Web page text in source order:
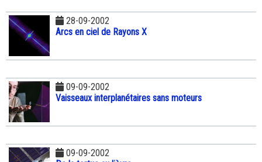
28-09-2002
Arcs en ciel de Rayons X
09-09-2002
Vaisseaux interplanétaires sans moteurs
09-09-2002